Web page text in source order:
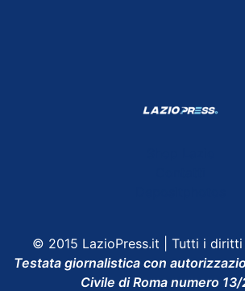
© 2015 LazioPress.it | Tutti i diritti
Testata giornalistica con
Civile di Roma numero 13/